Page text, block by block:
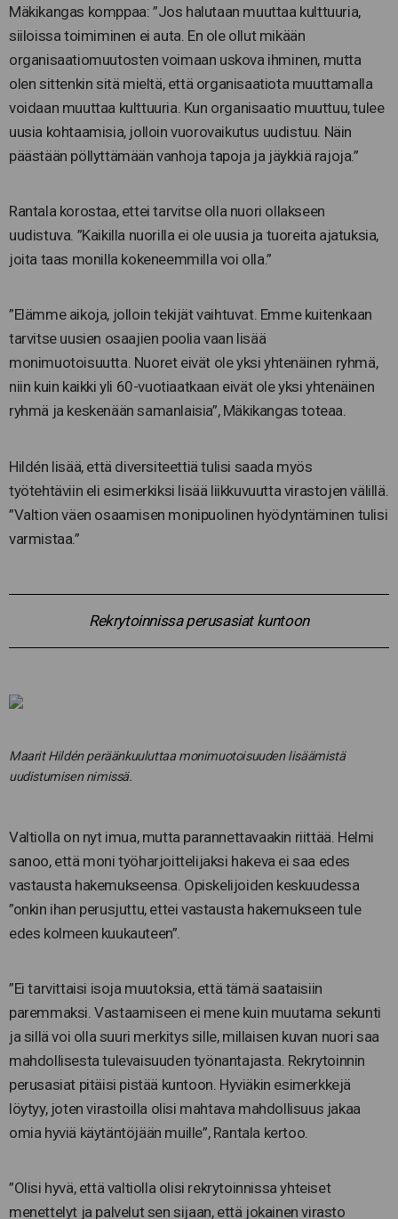
Mäkikangas komppaa: ”Jos halutaan muuttaa kulttuuria,
siiloissa toimiminen ei auta. En ole ollut mikään
organisaatiomuutosten voimaan uskova ihminen, mutta
olen sittenkin sitä mieltä, että organisaatiota muuttamalla
voidaan muuttaa kulttuuria. Kun organisaatio muuttuu, tulee
uusia kohtaamisia, jolloin vuorovaikutus uudistuu. Näin
päästään pöllyttämään vanhoja tapoja ja jäykkiä rajoja.”
Rantala korostaa, ettei tarvitse olla nuori ollakseen
uudistuva. ”Kaikilla nuorilla ei ole uusia ja tuoreita ajatuksia,
joita taas monilla kokeneemmilla voi olla.”
”Elämme aikoja, jolloin tekijät vaihtuvat. Emme kuitenkaan
tarvitse uusien osaajien poolia vaan lisää
monimuotoisuutta. Nuoret eivät ole yksi yhtenäinen ryhmä,
niin kuin kaikki yli 60-vuotiaatkaan eivät ole yksi yhtenäinen
ryhmä ja keskenään samanlaisia”, Mäkikangas toteaa.
Hildén lisää, että diversiteettiä tulisi saada myös
työtehtäviin eli esimerkiksi lisää liikkuvuutta virastojen välillä.
”Valtion väen osaamisen monipuolinen hyödyntäminen tulisi
varmistaa.”
Rekrytoinnissa perusasiat kuntoon
Maarit Hildén peräänkuuluttaa monimuotoisuuden lisäämistä
uudistumisen nimissä.
Valtiolla on nyt imua, mutta parannettavaakin riittää. Helmi
sanoo, että moni työharjoittelijaksi hakeva ei saa edes
vastausta hakemukseensa. Opiskelijoiden keskuudessa
”onkin ihan perusjuttu, ettei vastausta hakemukseen tule
edes kolmeen kuukauteen”.
”Ei tarvittaisi isoja muutoksia, että tämä saataisiin
paremmaksi. Vastaamiseen ei mene kuin muutama sekunti
ja sillä voi olla suuri merkitys sille, millaisen kuvan nuori saa
mahdollisesta tulevaisuuden työnantajasta. Rekrytoinnin
perusasiat pitäisi pistää kuntoon. Hyviäkin esimerkkejä
löytyy, joten virastoilla olisi mahtava mahdollisuus jakaa
omia hyviä käytäntöjään muille”, Rantala kertoo.
”Olisi hyvä, että valtiolla olisi rekrytoinnissa yhteiset
menettelyt ja palvelut sen sijaan, että jokainen virasto